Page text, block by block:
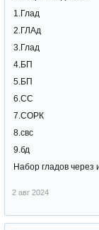
1.Глад
2.ГЛАд
3.Глад
4.БП
5.БП
6.СС
7.СОРК
8.свс
9.бд
Набор гладов через
2 авг 2024